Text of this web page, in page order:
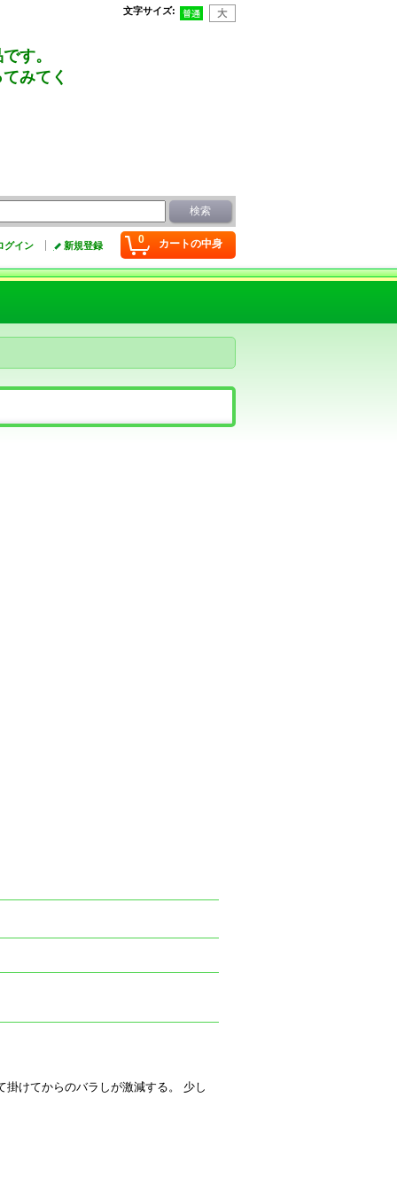
す。
みてく
文字サイズ:
0 カートの中身
グイン 新規登録
けてからのバラしが激減する。 少し